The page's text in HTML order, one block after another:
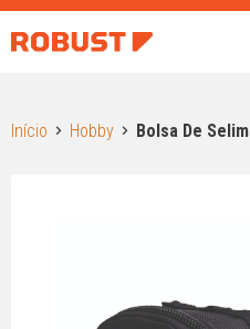
Início Hobby Bolsa De Selim